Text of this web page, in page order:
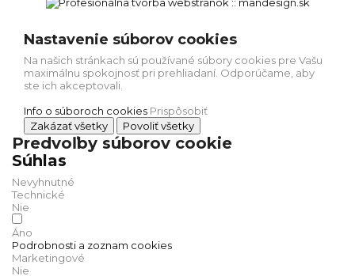
Nastavenie súborov cookies
Na našich stránkach sú používané súbory cookies pre Vašu
maximálnu spokojnosť pri prehliadaní. Odporúčame, aby
ste ich akceptovali.
Info o súboroch cookies Prispôsobiť
Zakázať všetky
Povoliť všetky
Predvoľby súborov cookie
Súhlas
Nevyhnutné
Technické
Nie
Áno
Podrobnosti a zoznam cookies
Marketingové
Nie